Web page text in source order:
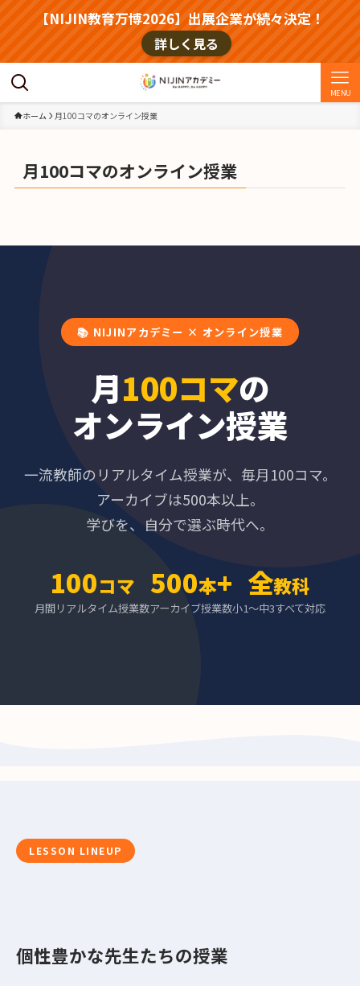
【NIJIN教育万博2026】出展企業が続々決定！
詳しく見る
MENU
ホーム 月100コマのオンライン授業
月100コマのオンライン授業
📚 NIJINアカデミー × オンライン授業
月100コマの
オンライン授業
一流教師のリアルタイム授業が、毎月100コマ。
アーカイブは500本以上。
学びを、自分で選ぶ時代へ。
100コマ
月間リアルタイム授業数
500本+
アーカイブ授業数
全教科
小1〜中3すべて対応
LESSON LINEUP
個性豊かな先生たちの授業